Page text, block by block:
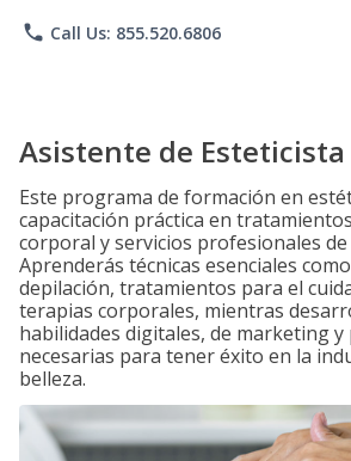
phone Call Us: 855.520.6806
Asistente de Esteticista
Este programa de formación en
capacitación práctica en
corporal y servicios profesionales de
Aprenderás técnicas esenciales
depilación, tratamientos para el
terapias corporales, mientras
habilidades digitales, de marketing
necesarias para tener éxito en la
belleza.